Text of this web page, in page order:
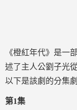
《橙紅年代》是一
述了主人公劉子光
以下是該劇的分集
第1集